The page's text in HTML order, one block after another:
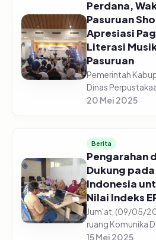
Perdana,
Pasuruan
Apresiasi
Literasi
Pasuruan
Pemerintah
Dinas
Kabupaten
20 Mei 2025
Berita
Pengarahan
Dukung
Indonesia
Nilai Indeks
Jum'at, (09/05/
ruang Komunika
Informatika
15 Mei 2025